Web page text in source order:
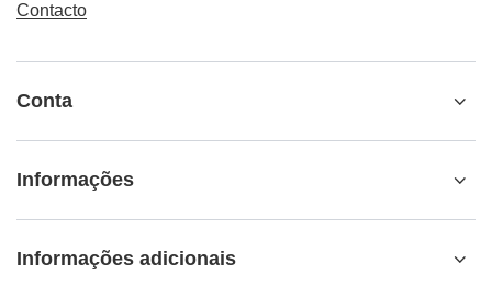
Contacto
Conta
Informações
Informações adicionais